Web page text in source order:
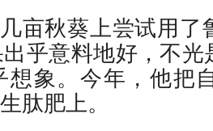
亩秋葵上尝试用了
乎意料地好，不
想象。今年，他把
肽肥上。